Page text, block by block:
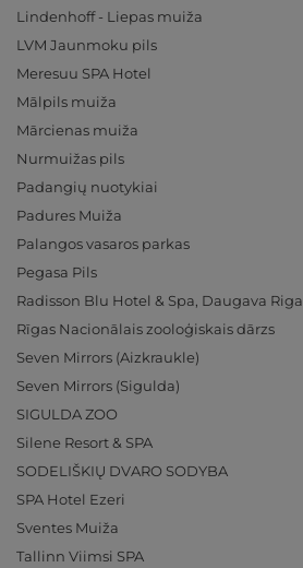
Lindenhoff - Liepas muiža
LVM Jaunmoku pils
Meresuu SPA Hotel
Mālpils muiža
Mārcienas muiža
Nurmuižas pils
Padangių nuotykiai
Padures Muiža
Palangos vasaros parkas
Pegasa Pils
Radisson Blu Hotel & Spa, Daugava Riga
Rīgas Nacionālais zooloģiskais dārzs
Seven Mirrors (Aizkraukle)
Seven Mirrors (Sigulda)
SIGULDA ZOO
Silene Resort & SPA
SODELIŠKIŲ DVARO SODYBA
SPA Hotel Ezeri
Sventes Muiža
Tallinn Viimsi SPA